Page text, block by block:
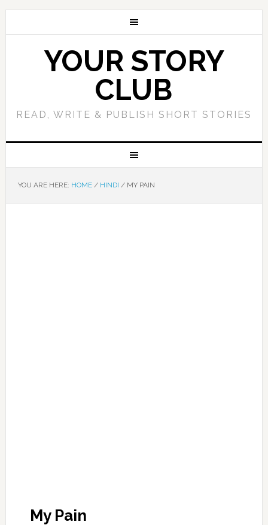
YOUR STORY
CLUB
READ, WRITE & PUBLISH SHORT STORIES
YOU ARE HERE: HOME / HINDI /MY PAIN
My Pain